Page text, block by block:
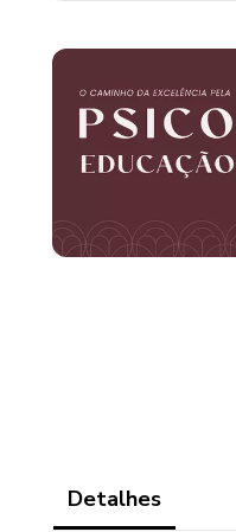
Detalhes